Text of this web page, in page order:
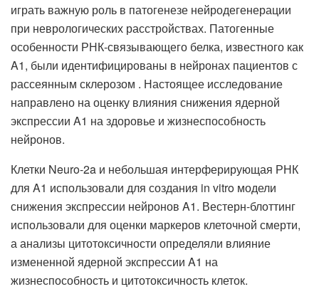
играть важную роль в патогенезе нейродегенерации
при неврологических расстройствах. Патогенные
особенности РНК-связывающего белка, известного как
A1, были идентифицированы в нейронах пациентов с
рассеянным склерозом . Настоящее исследование
направлено на оценку влияния снижения ядерной
экспрессии A1 на здоровье и жизнеспособность
нейронов.
Клетки Neuro-2a и небольшая интерферирующая РНК
для A1 использовали для создания in vitro модели
снижения экспрессии нейронов A1. Вестерн-блоттинг
использовали для оценки маркеров клеточной смерти,
а анализы цитотоксичности определяли влияние
измененной ядерной экспрессии A1 на
жизнеспособность и цитотоксичность клеток.